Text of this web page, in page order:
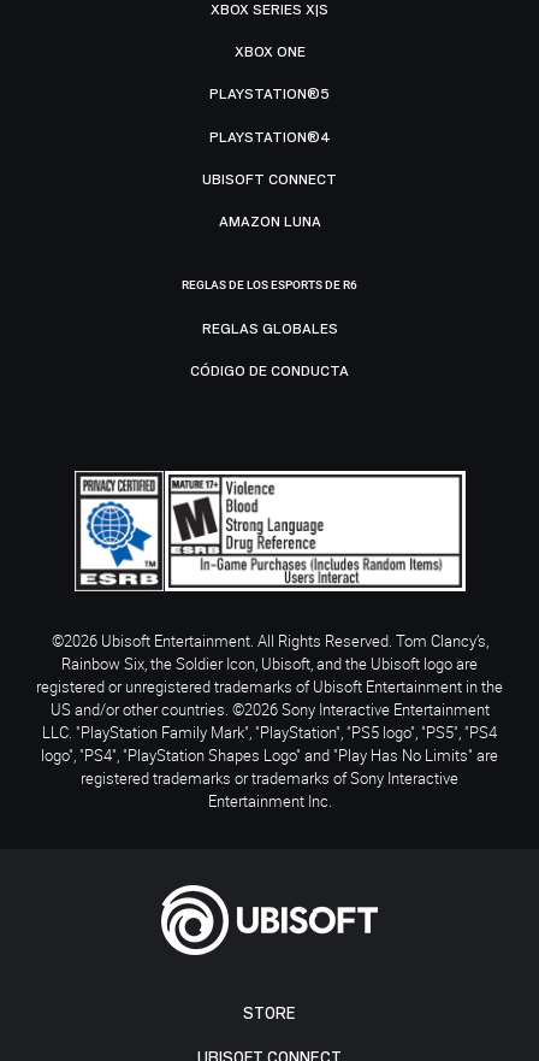
STORE
XBOX SERIES X|S
XBOX ONE
PLAYSTATION®5
PLAYSTATION®4
UBISOFT CONNECT
AMAZON LUNA
REGLAS DE LOS ESPORTS DE R6
REGLAS GLOBALES
CÓDIGO DE CONDUCTA
©2026 Ubisoft Entertainment. All Rights Reserved. Tom Clancy’s,
Rainbow Six, the Soldier Icon, Ubisoft, and the Ubisoft logo are
registered or unregistered trademarks of Ubisoft Entertainment in the
US and/or other countries. ©2026 Sony Interactive Entertainment
LLC. "PlayStation Family Mark", "PlayStation", "PS5 logo", "PS5", "PS4
logo", "PS4", "PlayStation Shapes Logo" and "Play Has No Limits" are
registered trademarks or trademarks of Sony Interactive
Entertainment Inc.